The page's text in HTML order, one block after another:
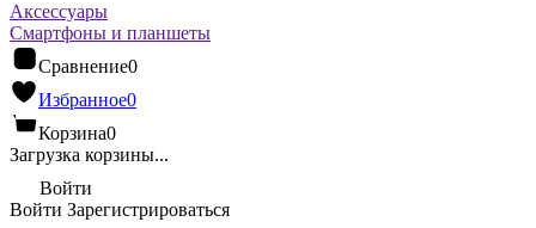
Аксессуары
Смартфоны и планшеты
Сравнение0
Избранное0
Корзина0
Загрузка корзины...
Войти
Войти Зарегистрироваться